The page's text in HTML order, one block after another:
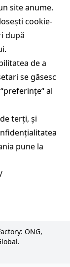
site anume.
cookie-
după
de a
se găsesc
al
terți, și
pune la
ONG,